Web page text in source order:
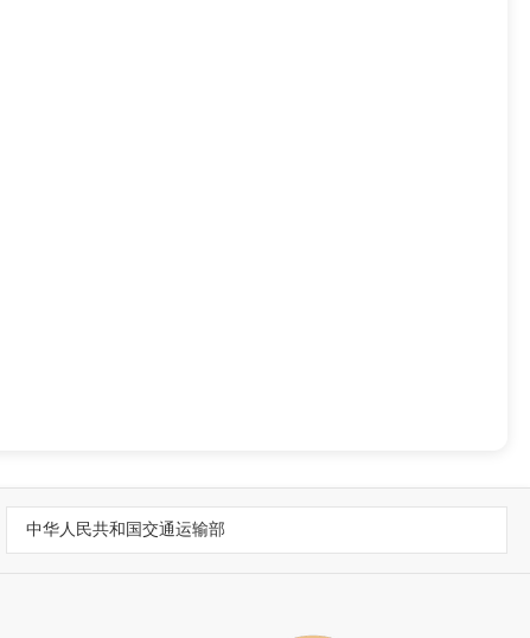
中华人民共和国交通运输部